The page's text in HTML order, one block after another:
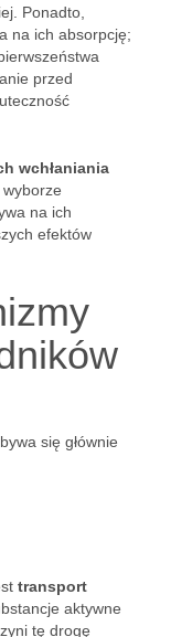
Ponadto,
na ich absorpcję;
przed
wchłaniania
na ich
efektów
się głównie
transport
aktywne
tę drogę